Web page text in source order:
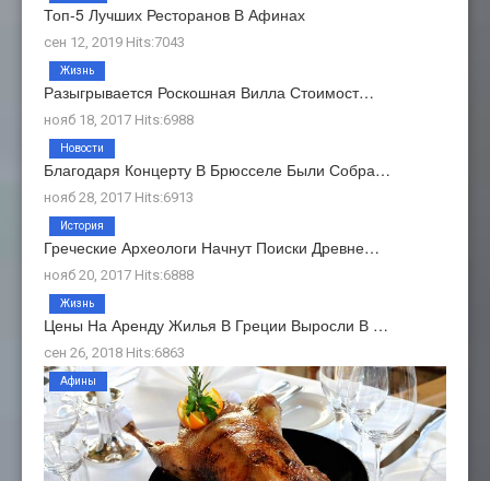
Топ-5 Лучших Ресторанов В Афинах
сен 12, 2019 Hits:7043
Разыгрывается Роскошная Вилла Стоимост…
нояб 18, 2017 Hits:6988
Жизнь
Благодаря Концерту В Брюсселе Были Собра…
нояб 28, 2017 Hits:6913
Новости
Греческие Археологи Начнут Поиски Древне…
нояб 20, 2017 Hits:6888
История
Цены На Аренду Жилья В Греции Выросли В …
сен 26, 2018 Hits:6863
Жизнь
Афины